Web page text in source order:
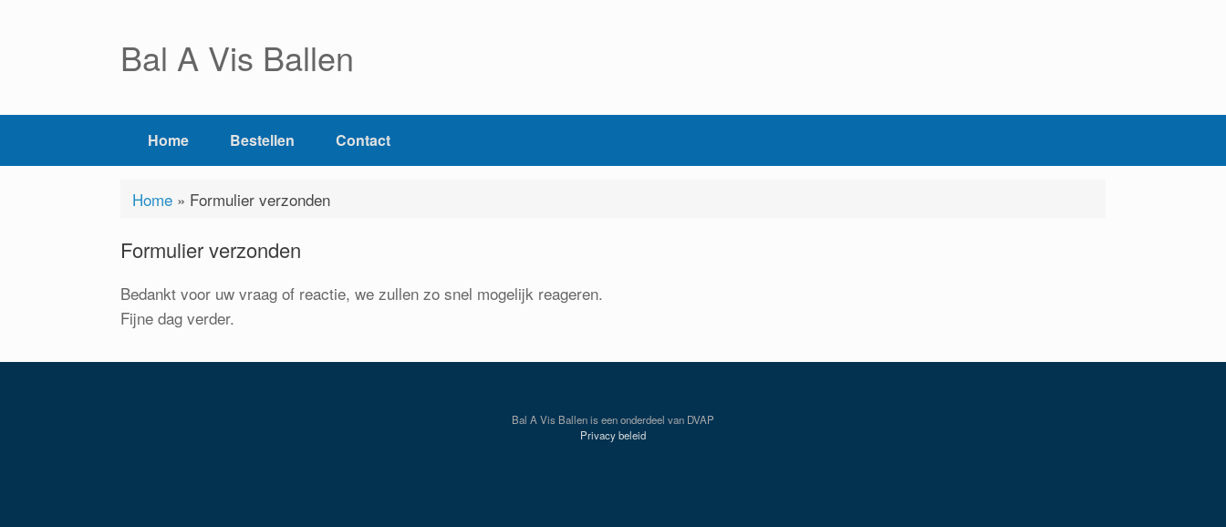
Bal A Vis Ballen
Home Bestellen Contact
Home» Formulier verzonden
Formulier verzonden
Bedankt voor uw vraag of reactie, we zullen zo snel mogelijk reageren.
Fijne dag verder.
Bal A Vis Ballen is een onderdeel van DVAP
Privacy beleid